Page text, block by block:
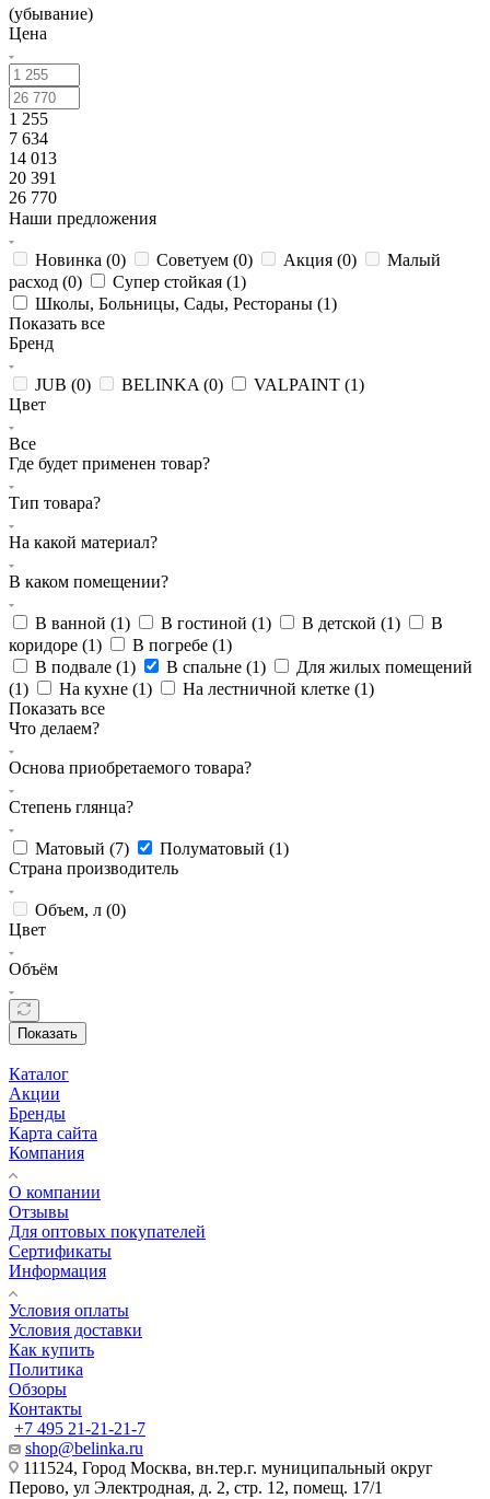
(убывание)
Цена
1 255
7 634
14 013
20 391
26 770
Наши предложения
Новинка (0) Советуем (0) Акция (0)
Малый
расход (0) Супер стойкая (1)
Школы, Больницы, Сады, Рестораны (1)
Показать все
Бренд
JUB (0) BELINKA (0) VALPAINT (1)
Цвет
Все
Где будет применен товар?
Тип товара?
На какой материал?
В каком помещении?
В ванной (1) В гостиной (1) В детской (1)
В
коридоре (1) В погребе (1)
В подвале (1) В спальне (1)
Для жилых помещений
(1) На кухне (1) На лестничной клетке (1)
Показать все
Что делаем?
Основа приобретаемого товара?
Степень глянца?
Матовый (7) Полуматовый (1)
Страна производитель
Объем, л (0)
Цвет
Объём
Показать
Каталог
Акции
Бренды
Карта сайта
Компания
О компании
Отзывы
Для оптовых покупателей
Сертификаты
Информация
Условия оплаты
Условия доставки
Как купить
Политика
Обзоры
Контакты
+7 495 21-21-21-7
shop@belinka.ru
111524, Город Москва, вн.тер.г. муниципальный округ
Перово, ул Электродная, д. 2, стр. 12, помещ. 17/1